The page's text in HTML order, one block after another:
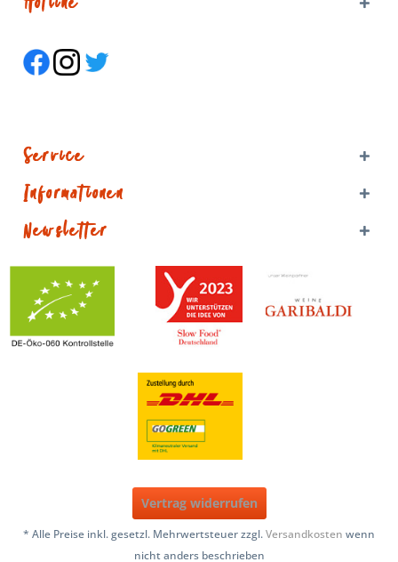
Service
Informationen
Newsletter
Vertrag widerrufen
* Alle Preise inkl. gesetzl. Mehrwertsteuer zzgl.Versandkosten wenn
nicht anders beschrieben